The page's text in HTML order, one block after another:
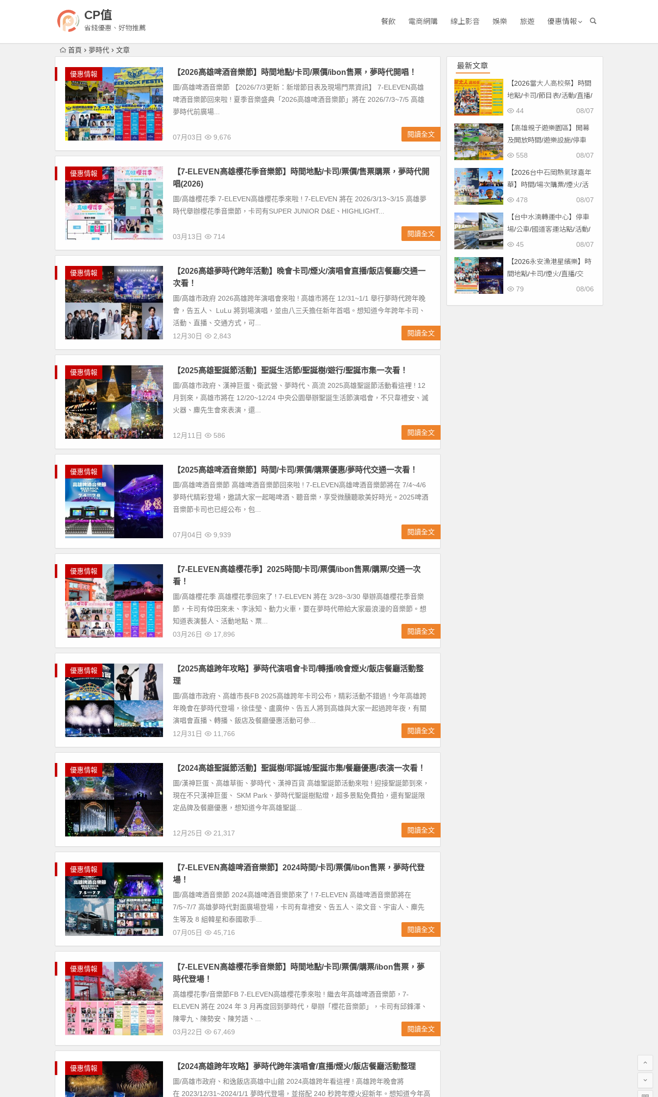
CP值
省錢優惠、好物推薦
餐飲 電商網購 線上影音 娛樂 旅遊 優惠情報
首頁 夢時代 文章
優惠情報 【2026高雄啤酒音樂節】時間地點/卡司/票價/ibon售票，夢時代開唱！
圖/高雄啤酒音樂節 【2026/7/3更新：新增節目表及現場門票資訊】 7-ELEVEN高雄
啤酒音樂節回來啦 ! 夏季音樂盛典「2026高雄啤酒音樂節」將在 2026/7/3~7/5 高雄
夢時代前廣場...
07月03日 9,676 閱讀全文
優惠情報
【7-ELEVEN高雄櫻花季音樂節】時間地點/卡司/票價/售票購票，夢時代開
唱(2026)
圖/高雄櫻花季 7-ELEVEN高雄櫻花季來啦 ! 7-ELEVEN 將在 2026/3/13~3/15 高雄夢
時代舉辦櫻花季音樂節，卡司有SUPER JUNIOR D&E、HIGHLIGHT...
03月13日 714 閱讀全文
優惠情報
【2026高雄夢時代跨年活動】晚會卡司/煙火/演唱會直播/飯店餐廳/交通一
次看！
圖/高雄市政府 2026高雄跨年演唱會來啦 ! 高雄市將在 12/31~1/1 舉行夢時代跨年晚
會，告五人、 LuLu 將到場演唱，並由八三夭擔任新年首唱。想知道今年跨年卡司、
活動、直播、交通方式，可...
12月30日
2,843 閱讀全文
優惠情報 【2025高雄聖誕節活動】聖誕生活節/聖誕樹/遊行/聖誕市集一次看！
圖/高雄市政府、漢神巨蛋、衛武營、夢時代、高流 2025高雄聖誕節活動看這裡 ! 12
月到來，高雄市將在 12/20~12/24 中央公園舉辦聖誕生活節演唱會，不只韋禮安、滅
火器、麋先生會來表演，還...
12月11日 586 閱讀全文
優惠情報 【2025高雄啤酒音樂節】時間/卡司/票價/購票優惠/夢時代交通一次看！
圖/高雄啤酒音樂節 高雄啤酒音樂節回來啦 ! 7-ELEVEN高雄啤酒音樂節將在 7/4~4/6
夢時代精彩登場，邀請大家一起喝啤酒、聽音樂，享受微醺聽歌美好時光。2025啤酒
音樂節卡司也已經公布，包...
07月04日 9,939 閱讀全文
優惠情報
【7-ELEVEN高雄櫻花季】2025時間/卡司/票價/ibon售票/購票/交通一次
看！
圖/高雄櫻花季 高雄櫻花季回來了 ! 7-ELEVEN 將在 3/28~3/30 舉辦高雄櫻花季音樂
節，卡司有倖田來未、李泳知、動力火車，要在夢時代帶給大家最浪漫的音樂節。想
知道表演藝人、活動地點、票...
03月26日
17,896 閱讀全文
優惠情報
【2025高雄跨年攻略】夢時代演唱會卡司/轉播/晚會煙火/飯店餐廳活動整
理
圖/高雄市政府、高雄市長FB 2025高雄跨年卡司公布，精彩活動不錯過 ! 今年高雄跨
年晚會在夢時代登場，徐佳瑩、盧廣仲、告五人將到高雄與大家一起過跨年夜，有關
演唱會直播、轉播、飯店及餐廳優惠活動可參...
12月31日
11,766 閱讀全文
優惠情報 【2024高雄聖誕節活動】聖誕樹/耶誕城/聖誕市集/餐廳優惠/表演一次看！
圖/漢神巨蛋、高雄草衙、夢時代、漢神百貨 高雄聖誕節活動來啦 ! 迎接聖誕節到來，
現在不只漢神巨蛋、 SKM Park、夢時代聖誕樹點燈，超多景點免費拍，還有聖誕限
定品牌及餐廳優惠，想知道今年高雄聖誕...
12月25日 21,317 閱讀全文
優惠情報
【7-ELEVEN高雄啤酒音樂節】2024時間/卡司/票價/ibon售票，夢時代登
場！
圖/高雄啤酒音樂節 2024高雄啤酒音樂節來了 ! 7-ELEVEN 高雄啤酒音樂節將在
7/5~7/7 高雄夢時代對面廣場登場，卡司有韋禮安、告五人、梁文音、宇宙人、麋先
生等及 8 組韓星和泰國歌手...
07月05日
45,716 閱讀全文
優惠情報
【7-ELEVEN高雄櫻花季音樂節】時間地點/卡司/票價/購票/ibon售票，夢
時代登場！
高雄櫻花季/音樂節FB 7-ELEVEN高雄櫻花季來啦 ! 繼去年高雄啤酒音樂節，7-
ELEVEN 將在 2024 年 3 月再度回到夢時代，舉辦「櫻花音樂節」，卡司有邱鋒澤、
陳零九、陳勢安、陳芳語、...
03月22日
67,469 閱讀全文
優惠情報 【2024高雄跨年攻略】夢時代跨年演唱會/直播/煙火/飯店餐廳活動整理
圖/高雄市政府、和逸飯店高雄中山館 2024高雄跨年看這裡 ! 高雄跨年晚會將
在 2023/12/31~2024/1/1 夢時代登場，並搭配 240 秒跨年煙火迎新年。想知道今年高
最新文章
【2026當大人高校祭】時間
地點/卡司/節目表/活動/直播/
交通，免費入場！
08/07
44
【高雄親子遊樂園區】開幕
及開放時間/遊樂設施/停車
場/交通一次看！
08/07
558
【2026台中石岡熱氣球嘉年
華】時間/場次購票/煙火/活
動/交通，土牛運動公園登08/07
478
【台中水湳轉運中心】停車
場/公車/國道客運站點/活動/
交通，啟用免費停車！ 08/07
45
【2026永安漁港星繽樂】時
間地點/卡司/煙火/直播/交
通，免費入場！
08/06
79